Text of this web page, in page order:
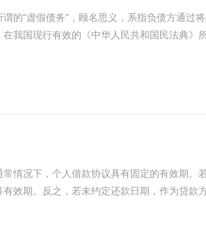
的“虚假债务”，顾名思义，系指负债方通过
我国现行有效的《中华人民共和国民法典》
情况下，个人借款协议具有固定的有效期。
效期。反之，若未约定还款日期，作为贷款